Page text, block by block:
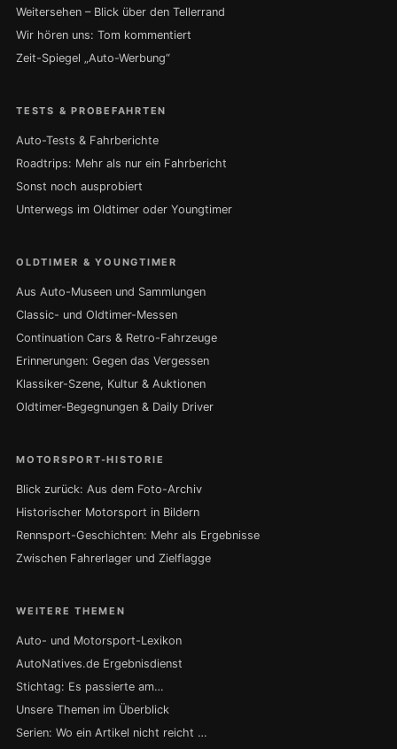
Weitersehen – Blick über den Tellerrand
Wir hören uns: Tom kommentiert
Zeit-Spiegel „Auto-Werbung“
TESTS & PROBEFAHRTEN
Auto-Tests & Fahrberichte
Roadtrips: Mehr als nur ein Fahrbericht
Sonst noch ausprobiert
Unterwegs im Oldtimer oder Youngtimer
OLDTIMER & YOUNGTIMER
Aus Auto-Museen und Sammlungen
Classic- und Oldtimer-Messen
Continuation Cars & Retro-Fahrzeuge
Erinnerungen: Gegen das Vergessen
Klassiker-Szene, Kultur & Auktionen
Oldtimer-Begegnungen & Daily Driver
MOTORSPORT-HISTORIE
Blick zurück: Aus dem Foto-Archiv
Historischer Motorsport in Bildern
Rennsport-Geschichten: Mehr als Ergebnisse
Zwischen Fahrerlager und Zielflagge
WEITERE THEMEN
Auto- und Motorsport-Lexikon
AutoNatives.de Ergebnisdienst
Stichtag: Es passierte am…
Unsere Themen im Überblick
Serien: Wo ein Artikel nicht reicht …